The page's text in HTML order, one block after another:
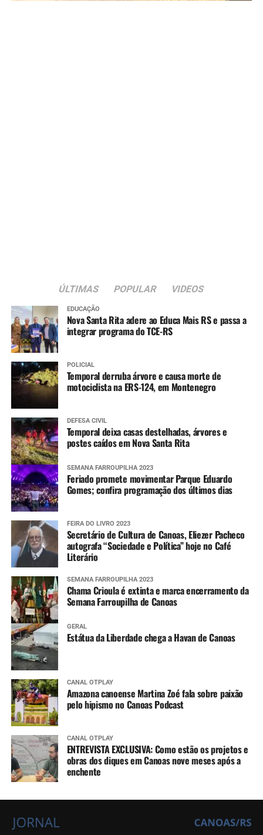
ÚLTIMAS POPULAR VIDEOS
EDUCAÇÃO
Nova Santa Rita adere ao Educa Mais RS e passa a
integrar programa do TCE-RS
POLICIAL
Temporal derruba árvore e causa morte de
motociclista na ERS-124, em Montenegro
DEFESA CIVIL
Temporal deixa casas destelhadas, árvores e
postes caídos em Nova Santa Rita
SEMANA FARROUPILHA 2023
Feriado promete movimentar Parque Eduardo
Gomes; confira programação dos últimos dias
FEIRA DO LIVRO 2023
Secretário de Cultura de Canoas, Eliezer Pacheco
autografa “Sociedade e Política” hoje no Café
Literário
SEMANA FARROUPILHA 2023
Chama Crioula é extinta e marca encerramento da
Semana Farroupilha de Canoas
GERAL
Estátua da Liberdade chega a Havan de Canoas
CANAL OTPLAY
Amazona canoense Martina Zoé fala sobre paixão
pelo hipismo no Canoas Podcast
CANAL OTPLAY
ENTREVISTA EXCLUSIVA: Como estão os projetos e
obras dos diques em Canoas nove meses após a
enchente